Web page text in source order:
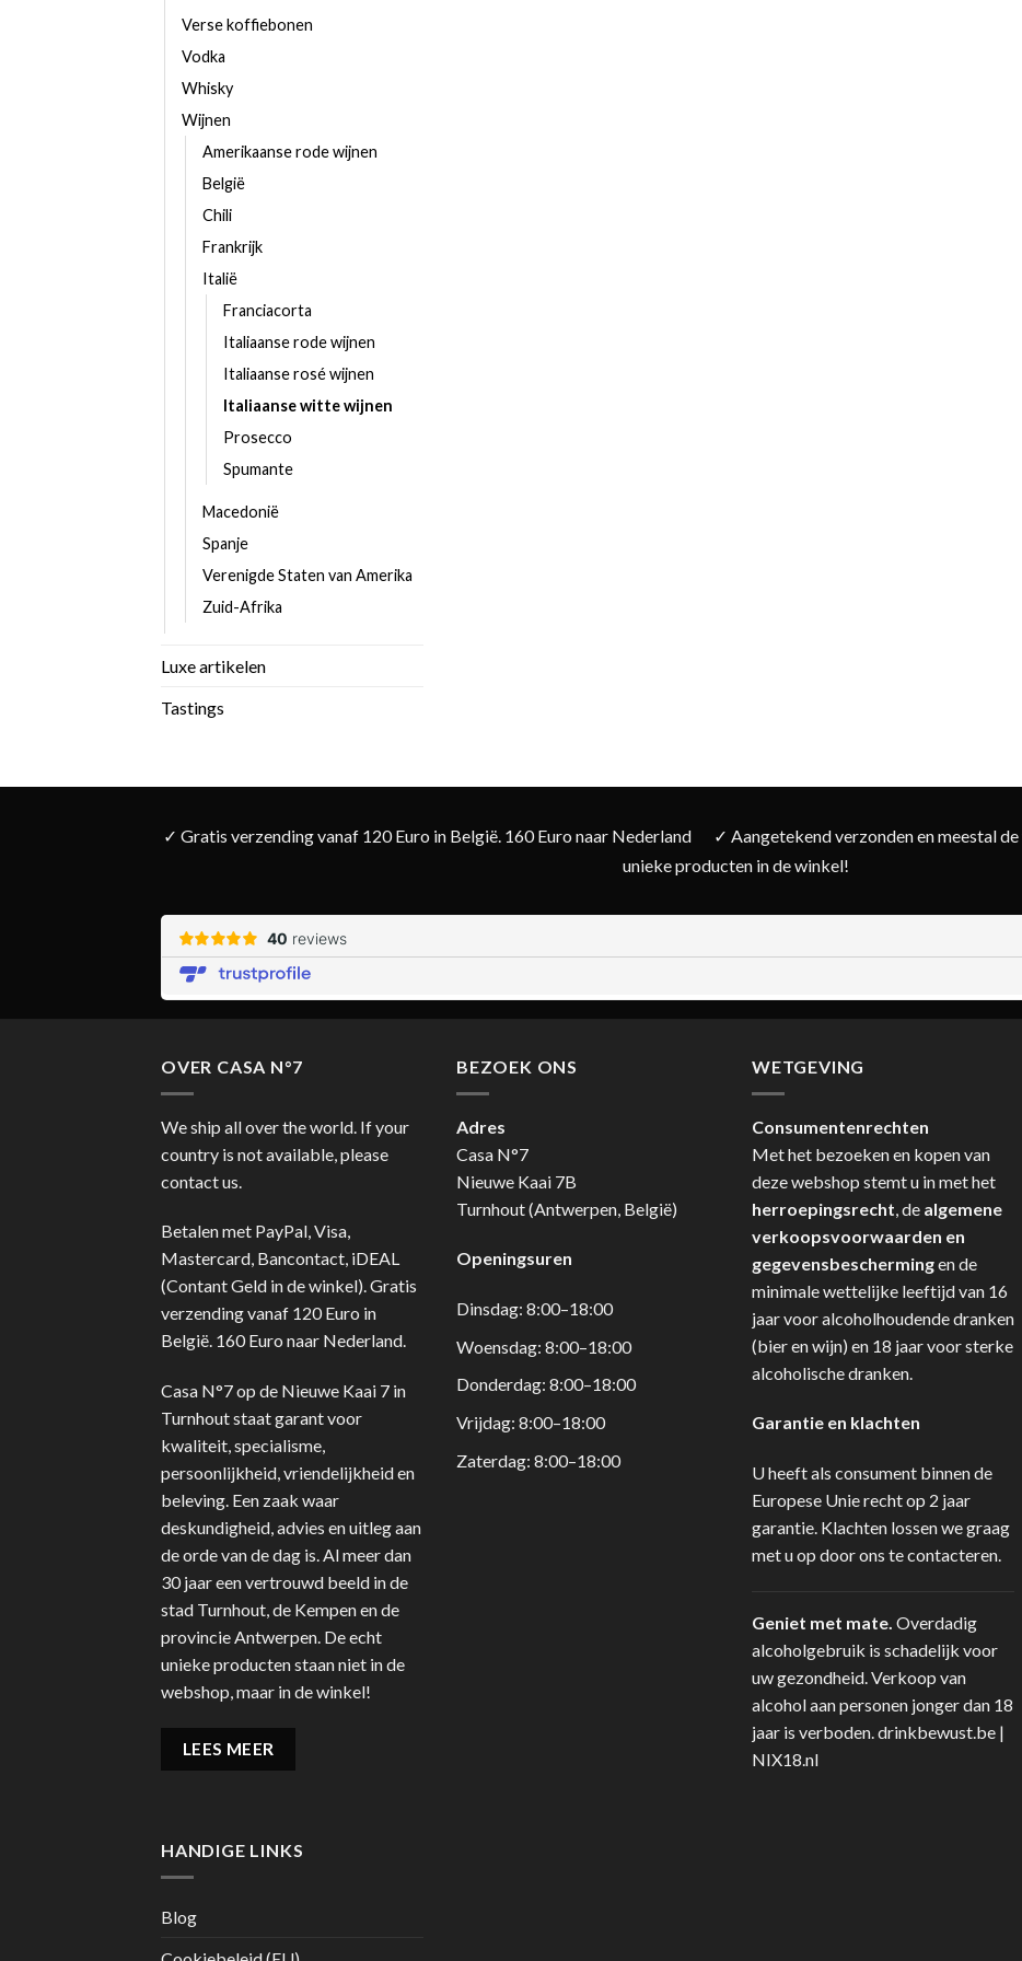
Verse koffiebonen
Vodka
Whisky
Wijnen
Amerikaanse rode wijnen
België
Chili
Frankrijk
Italië
Franciacorta
Italiaanse rode wijnen
Italiaanse rosé wijnen
Italiaanse witte wijnen
Prosecco
Spumante
Macedonië
Spanje
Verenigde Staten van Amerika
Zuid-Afrika
Luxe artikelen
Tastings
✓ Gratis verzending vanaf 120 Euro in België. 160 Euro naar Nederland
✓ Aangetekend verzonden en meestal
unieke producten in de winkel!
OVER CASA N°7
We ship all over the world. If your
country is not available, please
contact us.
Betalen met PayPal, Visa,
Mastercard, Bancontact, iDEAL
(Contant Geld in de winkel). Gratis
verzending vanaf 120 Euro in
België. 160 Euro naar Nederland.
Casa N°7 op de Nieuwe Kaai 7 in
Turnhout staat garant voor
kwaliteit, specialisme,
persoonlijkheid, vriendelijkheid en
beleving. Een zaak waar
deskundigheid, advies en uitleg aan
de orde van de dag is. Al meer dan
30 jaar een vertrouwd beeld in de
stad Turnhout, de Kempen en de
provincie Antwerpen. De echt
unieke producten staan niet in de
webshop, maar in de winkel!
LEES MEER
BEZOEK ONS
Adres
Casa N°7
Nieuwe Kaai 7B
Turnhout (Antwerpen, België)
Openingsuren
Dinsdag: 8:00–18:00
Woensdag: 8:00–18:00
Donderdag: 8:00–18:00
Vrijdag: 8:00–18:00
Zaterdag: 8:00–18:00
WETGEVING
Consumentenrechten
Met het bezoeken en kopen van
deze webshop stemt u in met het
herroepingsrecht , de algemene
verkoopsvoorwaarden en
gegevensbeschermingen de
minimale wettelijke leeftijd van 16
jaar voor alcoholhoudende dranken
(bier en wijn) en 18 jaar voor sterke
alcoholische dranken.
Garantie en klachten
U heeft als consument binnen de
Europese Unie recht op 2 jaar
garantie. Klachten lossen we graag
met u op door ons te contacteren.
Geniet met mate. Overdadig
alcoholgebruik is schadelijk voor
uw gezondheid. Verkoop van
alcohol aan personen jonger dan 18
jaar is verboden.drinkbewust.be |
NIX18.nl
HANDIGE LINKS
Blog